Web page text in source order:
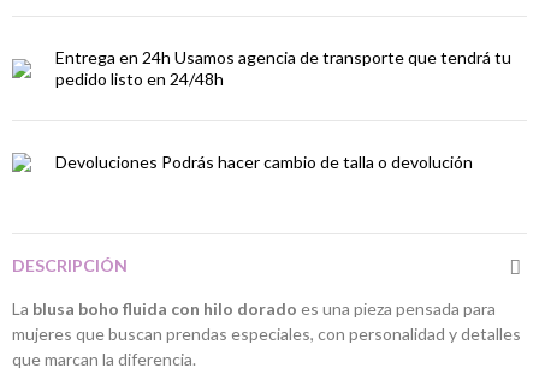
Entrega en 24h Usamos agencia de transporte que tendrá tu
pedido listo en 24/48h
Devoluciones Podrás hacer cambio de talla o devolución
DESCRIPCIÓN
La blusa boho fluida con hilo dorado es una pieza pensada para
mujeres que buscan prendas especiales, con personalidad y detalles
que marcan la diferencia.